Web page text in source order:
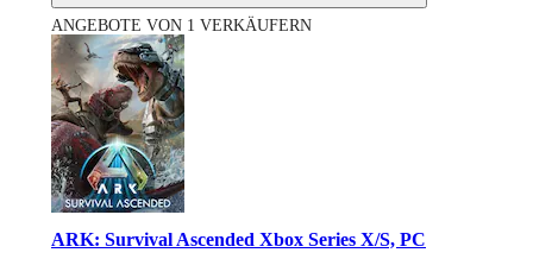
ANGEBOTE VON 1 VERKÄUFERN
ARK: Survival Ascended Xbox Series X/S, PC